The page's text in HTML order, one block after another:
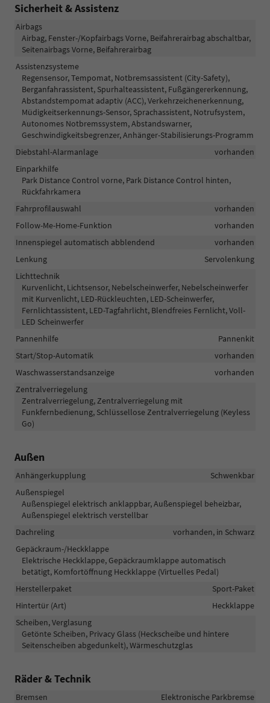
Sicherheit & Assistenz
Airbags
Airbag, Fenster-/Kopfairbags Vorne, Beifahrerairbag abschaltbar,
Seitenairbags Vorne, Beifahrerairbag
Assistenzsysteme
Regensensor, Tempomat, Notbremsassistent (City-Safety),
Berganfahrassistent, Spurhalteassistent, Fußgängererkennung,
Abstandstempomat adaptiv (ACC), Verkehrzeichenerkennung,
Müdigkeitserkennungs-Sensor, Sprachassistent, Notrufsystem,
Autonomes Notbremssystem, Abstandswarner,
Geschwindigkeitsbegrenzer, Anhänger-Stabilisierungs-Programm
Diebstahl-Alarmanlage
vorhanden
Einparkhilfe
Park Distance Control vorne, Park Distance Control hinten,
Rückfahrkamera
Fahrprofilauswahl
vorhanden
Follow-Me-Home-Funktion
vorhanden
Innenspiegel automatisch abblendend
vorhanden
Lenkung
Servolenkung
Lichttechnik
Kurvenlicht, Lichtsensor, Nebelscheinwerfer, Nebelscheinwerfer
mit Kurvenlicht, LED-Rückleuchten, LED-Scheinwerfer,
Fernlichtassistent, LED-Tagfahrlicht, Blendfreies Fernlicht, Voll-
LED Scheinwerfer
Pannenhilfe
Pannenkit
Start/Stop-Automatik
vorhanden
Waschwasserstandsanzeige
vorhanden
Zentralverriegelung
Zentralverriegelung, Zentralverriegelung mit
Funkfernbedienung, Schlüssellose Zentralverriegelung (Keyless
Go)
Außen
Anhängerkupplung
Schwenkbar
Außenspiegel
Außenspiegel elektrisch anklappbar, Außenspiegel beheizbar,
Außenspiegel elektrisch verstellbar
Dachreling
vorhanden, in Schwarz
Gepäckraum-/Heckklappe
Elektrische Heckklappe, Gepäckraumklappe automatisch
betätigt, Komfortöffnung Heckklappe (Virtuelles Pedal)
Herstellerpaket
Sport-Paket
Hintertür (Art)
Heckklappe
Scheiben, Verglasung
Getönte Scheiben, Privacy Glass (Heckscheibe und hintere
Seitenscheiben abgedunkelt), Wärmeschutzglas
Räder & Technik
Bremsen
Elektronische Parkbremse